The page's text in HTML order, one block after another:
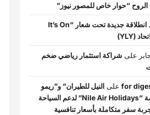
الروح “حوار خاص للمصور نيوز”
انطلاقة جديدة تحت شعار “It’s On
علىشراكة استثمار رياضي ضخم
for علىالنيل للطيران” و”ريمو
تورز” تطلقان منصة “Nile Air Holidays” لدعم السياحة
سفر متكاملة بأسعار تنافسية